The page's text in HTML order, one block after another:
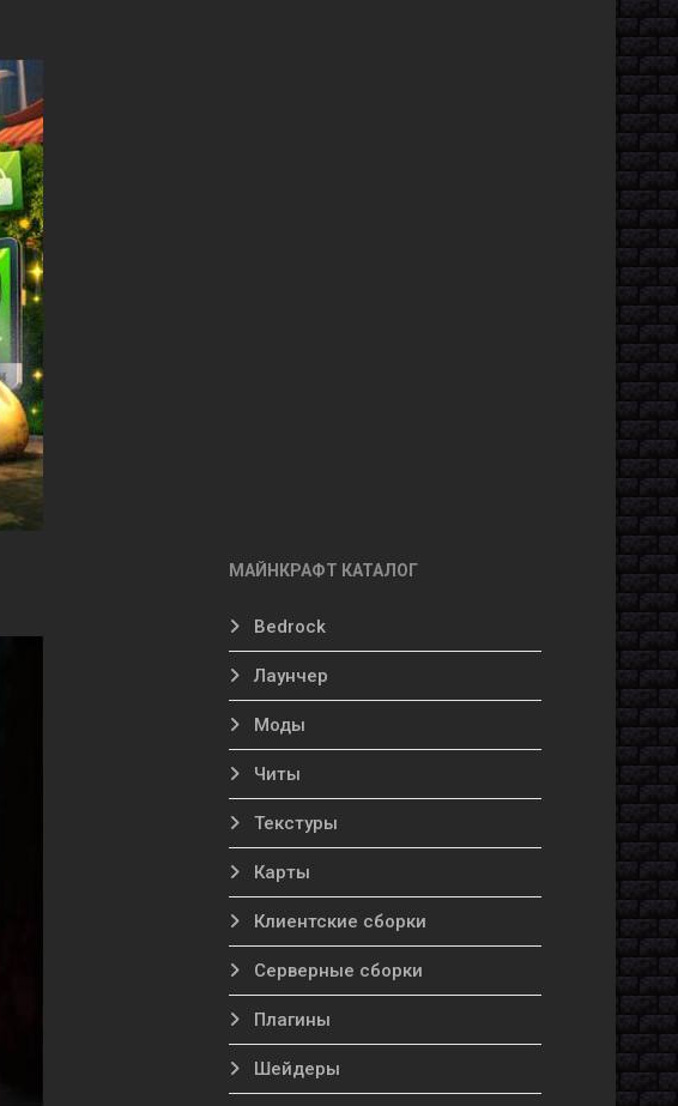
МАЙНКРАФТ КАТАЛОГ
Bedrock
Лаунчер
Моды
Читы
Текстуры
Карты
Клиентские сборки
Серверные сборки
Плагины
Шейдеры